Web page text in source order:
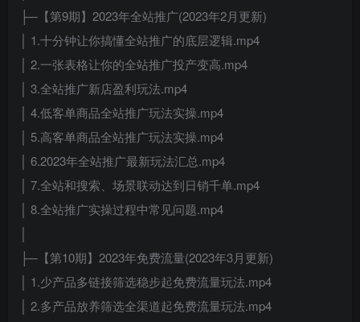
├─【第9期】2023年全站推广(2023年2月更新)
│ 1.十分钟让你搞懂全站推广的底层逻辑.mp4
│ 2.一张表格让你的全站推广投产变高.mp4
│ 3.全站推广新店盈利玩法.mp4
│ 4.低客单商品全站推广玩法实操.mp4
│ 5.高客单商品全站推广玩法实操.mp4
│ 6.2023年全站推广最新玩法汇总.mp4
│ 7.全站和搜索、场景联动达到日销千单.mp4
│ 8.全站推广实操过程中常见问题.mp4
├─【第10期】2023年免费流量(2023年3月更新)
│ 1.少产品多链接筛选稳步起免费流量玩法.mp4
│ 2.多产品放养筛选全渠道起免费流量玩法.mp4